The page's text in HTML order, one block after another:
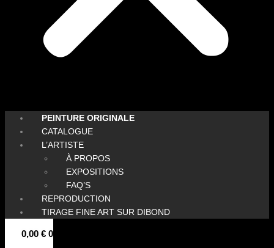
PEINTURE ORIGINALE
CATALOGUE
L’ARTISTE
À PROPOS
EXPOSITIONS
FAQ’S
REPRODUCTION
TIRAGE FINE ART SUR DIBOND
0,00 € 0